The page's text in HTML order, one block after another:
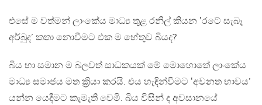
එසේ ම වත්මන් ලාංකේය මාධ්‍ය තුළ රනිල් කියන ‛රටේ සැබෑ
අර්බුද’ කතා නොවීමට එක ම හේතුව බියද?
බිය හා සමාන ම බලවත් සාධකයක් මේ මොහොතේ ලාංකේය
මාධ්‍ය සමාජය මත ක්‍රියා කරයි. එය හැඳින්වීමට ‛අවනත භාවය’
යන්න යෙදීමට කැමැති වෙමි. බිය විසින් ද අවසානයේ